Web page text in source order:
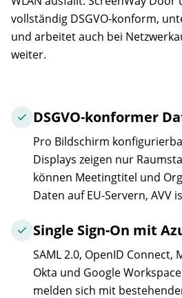
vollständig DSGVO-konform,
und arbeitet auch bei
weiter.
DSGVO-konformer
Pro Bildschirm
Displays zeigen nur
können Meetingtitel und
Daten auf EU-Servern, AVV
Single Sign-On mit
SAML 2.0, OpenID Connect,
Okta und Google
melden sich mit